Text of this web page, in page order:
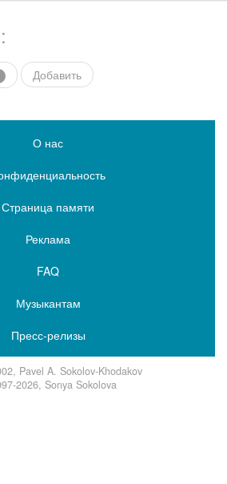
Добавить
О нас
Страница памяти
Реклама
FAQ
Музыкантам
Пресс-релизы
Pavel A. Sokolov-Khodakov
2026, Sonya Sokolova